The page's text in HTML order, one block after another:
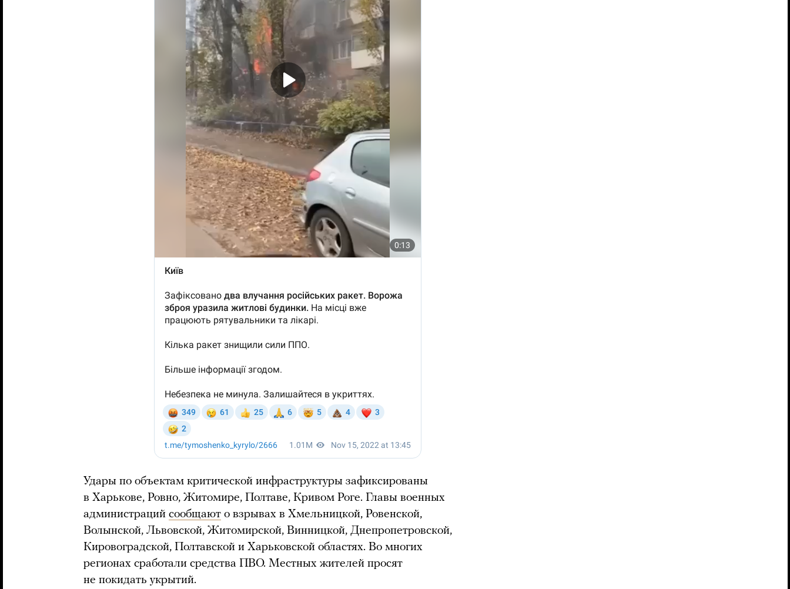
Удары по объектам критической инфраструктуры зафиксированы
в Харькове, Ровно, Житомире, Полтаве, Кривом Роге. Главы военных
администраций сообщают о взрывах в Хмельницкой, Ровенской,
Волынской, Львовской, Житомирской, Винницкой, Днепропетровской,
Кировоградской, Полтавской и Харьковской областях. Во многих
регионах сработали средства ПВО. Местных жителей просят
не покидать укрытий.